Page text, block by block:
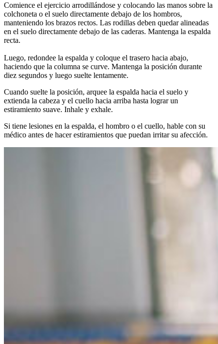
Comience el ejercicio arrodillándose y colocando las manos sobre la
colchoneta o el suelo directamente debajo de los hombros,
manteniendo los brazos rectos. Las rodillas deben quedar alineadas
en el suelo directamente debajo de las caderas. Mantenga la espalda
recta.
Luego, redondee la espalda y coloque el trasero hacia abajo,
haciendo que la columna se curve. Mantenga la posición durante
diez segundos y luego suelte lentamente.
Cuando suelte la posición, arquee la espalda hacia el suelo y
extienda la cabeza y el cuello hacia arriba hasta lograr un
estiramiento suave. Inhale y exhale.
Si tiene lesiones en la espalda, el hombro o el cuello, hable con su
médico antes de hacer estiramientos que puedan irritar su afección.